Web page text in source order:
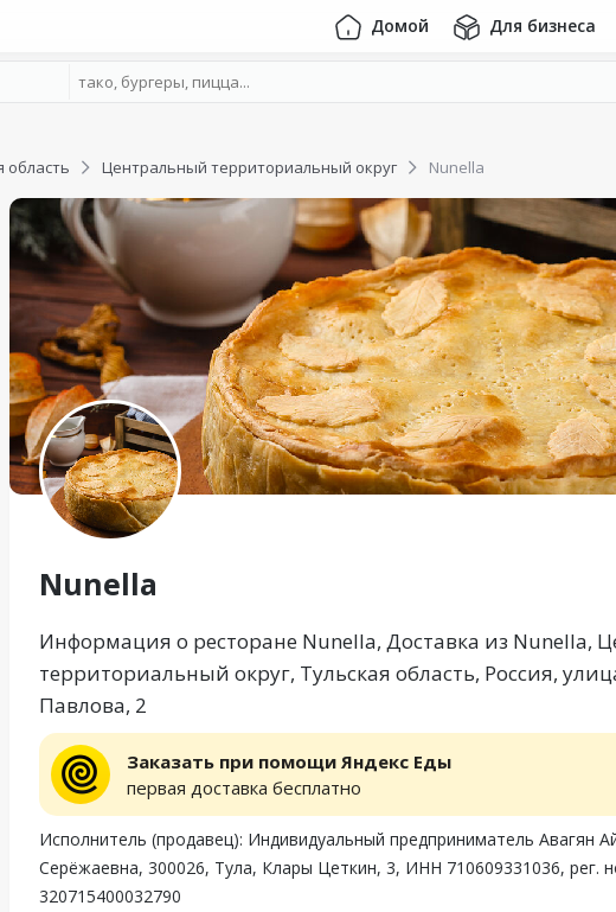
Домой Для бизнеса
область Центральный территориальный округ Nunella
Nunella
Информация о ресторане Nunella, Доставка из Nunella,
территориальный округ, Тульская область, Россия,
Павлова, 2
Заказать при помощи Яндекс Еды
первая доставка бесплатно
Исполнитель (продавец): Индивидуальный предприниматель Авагян
Серёжаевна, 300026, Тула, Клары Цеткин, 3, ИНН 710609331036, рег.
320715400032790